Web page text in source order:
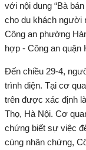
với nội dung “Bà
cho du khách người
Công an phường
hợp - Công an quận
Đến chiều 29-4,
trình diện. Tại cơ
trên được xác định
Thọ, Hà Nội. Cơ
chứng biết sự việc
cùng nhân chứng,